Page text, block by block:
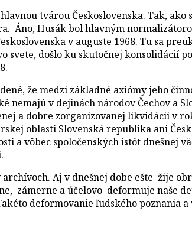
tvárou Československa. Tak,
Áno, Husák bol hlavným
v auguste 1968. Tu sa
svete, došlo ku skutočnej konsolidácií
že medzi základné axiómy jeho
nemajú v dejinách národov Čechov a
a dobre zorganizovanej likvidácii v
oblasti Slovenská republika ani
a vôbec spoločenských istôt dnešnej
Aj v dnešnej dobe ešte žije
zámerne a účelovo deformuje naše
deformovanie ľudského poznania